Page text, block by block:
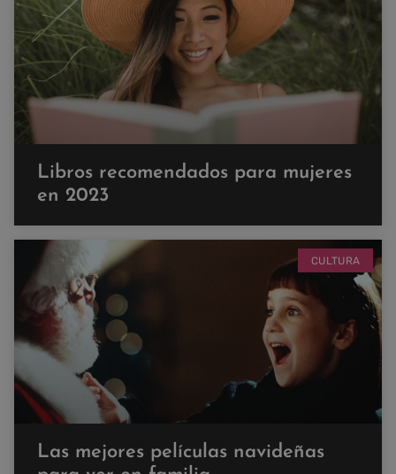
Libros recomendados para mujeres
en 2023
CULTURA
Las mejores películas navideñas